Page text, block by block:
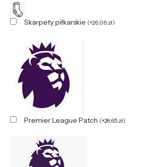
Skarpety piłkarskie (+26,06 zł)
Premier League Patch (+28,65 zł)